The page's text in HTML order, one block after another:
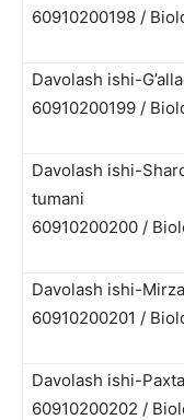
60910200198 /
Davolash ishi-
60910200199 /
Davolash ishi-
tumani
60910200200 /
Davolash ishi-
60910200201 /
Davolash ishi-
60910200202 /